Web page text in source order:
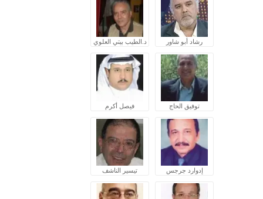
رشاد أبو شاور د.الطيب بيتي العلوي
توفيق الحاج فيصل أكرم
إدوارد جرجس تيسير الناشف